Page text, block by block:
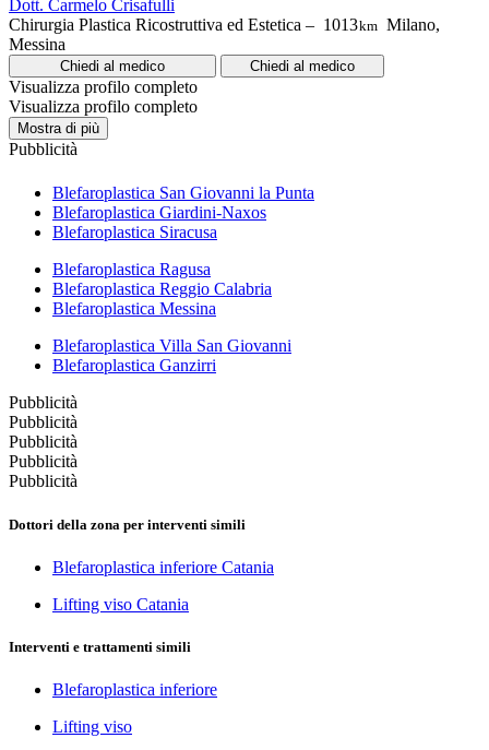
Dott. Carmelo Crisafulli
Chirurgia Plastica Ricostruttiva ed Estetica – 1013km Milano,
Messina
Chiedi al medico Chiedi al medico
Visualizza profilo completo
Visualizza profilo completo
Mostra di più
Pubblicità
Blefaroplastica San Giovanni la Punta
Blefaroplastica Giardini-Naxos
Blefaroplastica Siracusa
Blefaroplastica Ragusa
Blefaroplastica Reggio Calabria
Blefaroplastica Messina
Blefaroplastica Villa San Giovanni
Blefaroplastica Ganzirri
Pubblicità
Pubblicità
Pubblicità
Pubblicità
Pubblicità
Dottori della zona per interventi simili
Blefaroplastica inferiore Catania
Lifting viso Catania
Interventi e trattamenti simili
Blefaroplastica inferiore
Lifting viso